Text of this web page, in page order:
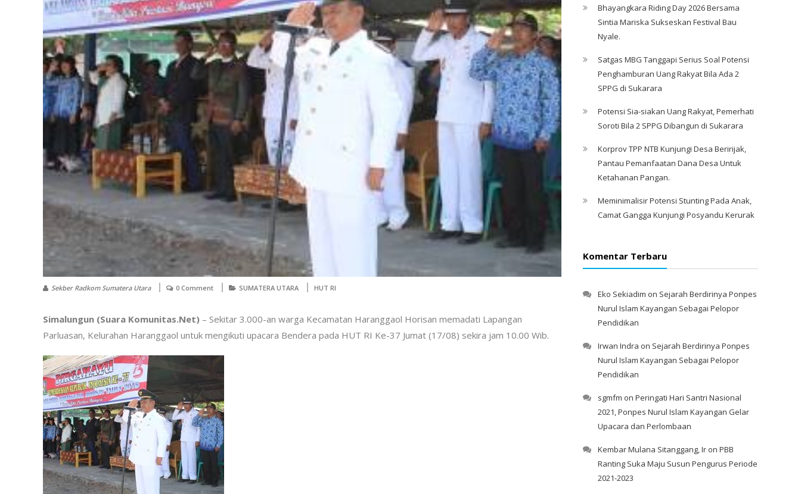
Sekber Radkom Sumatera Utara 0 Comment SUMATERA UTARA HUT RI
Simalungun (Suara Komunitas.Net) – Sekitar 3.000-an warga Kecamatan Haranggaol Horisan memadati Lapangan
Parluasan, Kelurahan Haranggaol untuk mengikuti upacara Bendera pada HUT RI Ke-37 Jumat (17/08) sekira jam 10.00 Wib.
Bhayangkara Riding Day 2026 Bersama
Sintia Mariska Sukseskan Festival Bau
Nyale. ‎
Satgas MBG Tanggapi Serius Soal Potensi
Penghamburan Uang Rakyat Bila Ada 2
SPPG di Sukarara
Potensi Sia-siakan Uang Rakyat, Pemerhati
Soroti Bila 2 SPPG Dibangun di Sukarara
Korprov TPP NTB Kunjungi Desa Beririjak,
Pantau Pemanfaatan Dana Desa Untuk
Ketahanan Pangan.
Meminimalisir Potensi Stunting Pada Anak,
Camat Gangga Kunjungi Posyandu Kerurak
Komentar Terbaru
Eko Sekiadim on Sejarah Berdirinya Ponpes
Nurul Islam Kayangan Sebagai Pelopor
Pendidikan
Irwan Indra on Sejarah Berdirinya Ponpes
Nurul Islam Kayangan Sebagai Pelopor
Pendidikan
sgmfm on Peringati Hari Santri Nasional
2021, Ponpes Nurul Islam Kayangan Gelar
Upacara dan Perlombaan
Kembar Mulana Sitanggang, Ir on PBB
Ranting Suka Maju Susun Pengurus Periode
2021-2023